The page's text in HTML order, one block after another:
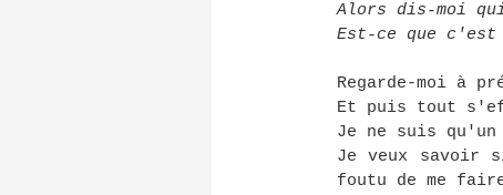
Alors dis-moi
Est-ce que c'est
Regarde-moi à
Et puis tout
Je ne suis
Je veux savoir
foutu de me